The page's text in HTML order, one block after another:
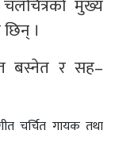
मुख्य
।
बस्नेत र सह–
चर्चित गायक तथा